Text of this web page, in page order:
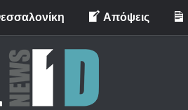
Απόψεις